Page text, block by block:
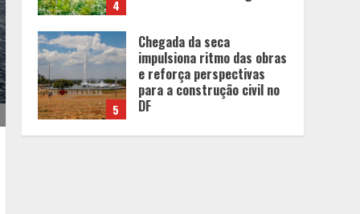
5
1
Dinheiro não basta:
mulheres revelam quais
características realmente
definem um homem de alto
valor